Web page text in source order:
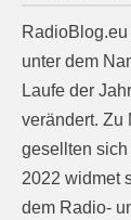
unter dem
Laufe der
verändert. Zu
gesellten
2022 widmet
dem Radio-